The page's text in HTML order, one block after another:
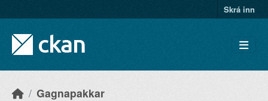
Skrá inn
Gagnapakkar